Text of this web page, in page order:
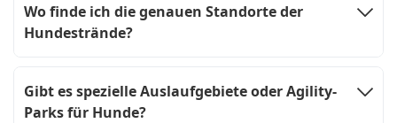
Wo finde ich die genauen Standorte der
Hundestrände?
Gibt es spezielle Auslaufgebiete oder Agility-
Parks für Hunde?